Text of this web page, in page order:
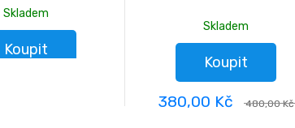
Skladem
Koupit
Skladem
Koupit
380,00 Kč 480,00 Kč